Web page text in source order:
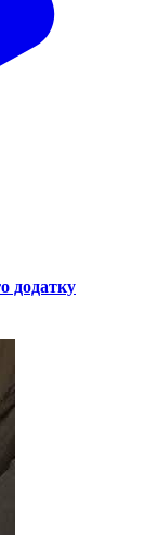
додатку